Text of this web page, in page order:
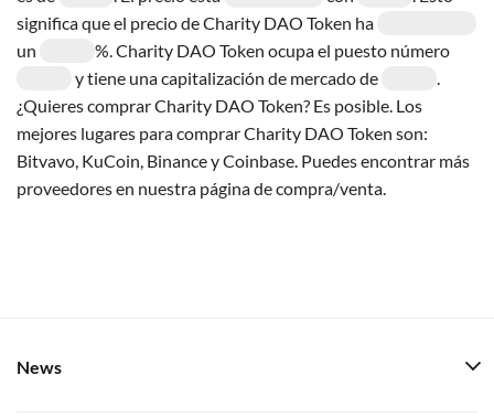
significa que el precio de Charity DAO Token ha
un
%. Charity DAO Token ocupa el puesto número
y tiene una capitalización de mercado de
.
¿Quieres comprar Charity DAO Token? Es posible. Los
mejores lugares para comprar Charity DAO Token son:
Bitvavo, KuCoin, Binance y Coinbase. Puedes encontrar más
proveedores en nuestra página de compra/venta.
News